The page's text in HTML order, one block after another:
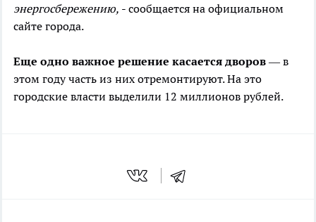
энергосбережению, - сообщается на официальном
сайте города.
Еще одно важное решение касается дворов — в
этом году часть из них отремонтируют. На это
городские власти выделили 12 миллионов рублей.